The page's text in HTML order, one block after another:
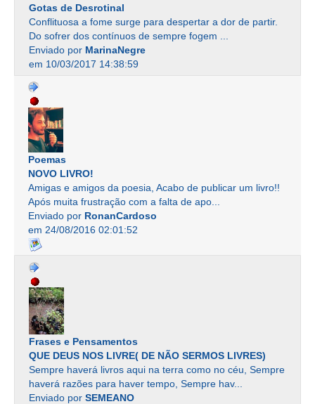
Gotas de Desrotinal
Conflituosa a fome surge para despertar a dor de partir.
Do sofrer dos contínuos de sempre fogem ...
Enviado por MarinaNegre
em 10/03/2017 14:38:59
Poemas
NOVO LIVRO!
Amigas e amigos da poesia, Acabo de publicar um livro!!
Após muita frustração com a falta de apo...
Enviado por RonanCardoso
em 24/08/2016 02:01:52
Frases e Pensamentos
QUE DEUS NOS LIVRE( DE NÃO SERMOS LIVRES)
Sempre haverá livros aqui na terra como no céu, Sempre
haverá razões para haver tempo, Sempre hav...
Enviado por SEMEANO